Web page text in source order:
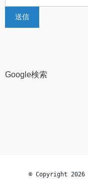
Google検索
© Copyright 2026